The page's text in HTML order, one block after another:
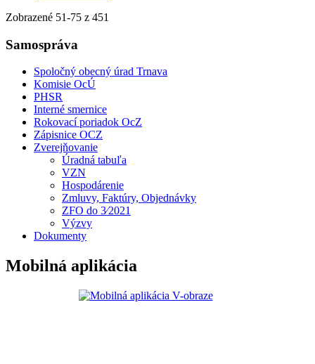
Zobrazené 51-75 z 451
Samospráva
Spoločný obecný úrad Trnava
Komisie OcÚ
PHSR
Interné smernice
Rokovací poriadok OcZ
Zápisnice OCZ
Zverejňovanie
Úradná tabuľa
VZN
Hospodárenie
Zmluvy, Faktúry, Objednávky
ZFO do 3⁄2021
Výzvy
Dokumenty
Mobilná aplikácia